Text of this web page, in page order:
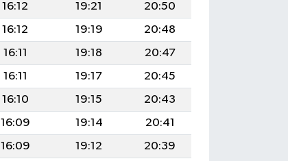
16:12 19:21
20:50
16:12 19:19
20:48
16:11 19:18
20:47
16:11 19:17
20:45
16:10 19:15
20:43
16:09 19:14
20:41
16:09 19:12
20:39